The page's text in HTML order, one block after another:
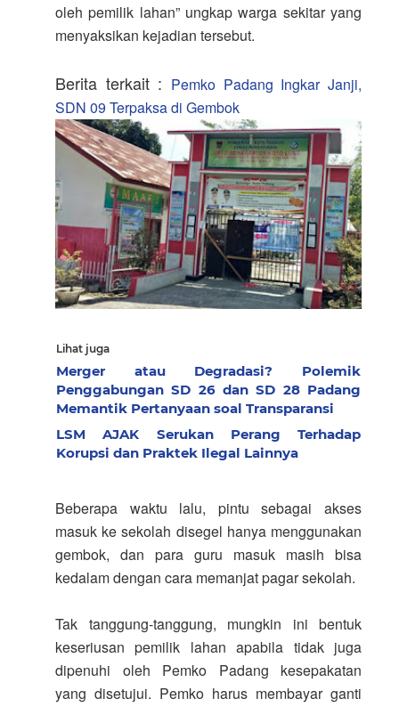
oleh pemilik lahan” ungkap warga sekitar yang
menyaksikan kejadian tersebut.
Berita terkait : Pemko Padang Ingkar Janji,
SDN 09 Terpaksa di Gembok
Lihat juga
Merger atau Degradasi? Polemik
Penggabungan SD 26 dan SD 28 Padang
Memantik Pertanyaan soal Transparansi
LSM AJAK Serukan Perang Terhadap
Korupsi dan Praktek Ilegal Lainnya
Beberapa waktu lalu, pintu sebagai akses
masuk ke sekolah disegel hanya menggunakan
gembok, dan para guru masuk masih bisa
kedalam dengan cara memanjat pagar sekolah.
Tak tanggung-tanggung, mungkin ini bentuk
keseriusan pemilik lahan apabila tidak juga
dipenuhi oleh Pemko Padang kesepakatan
yang disetujui. Pemko harus membayar ganti